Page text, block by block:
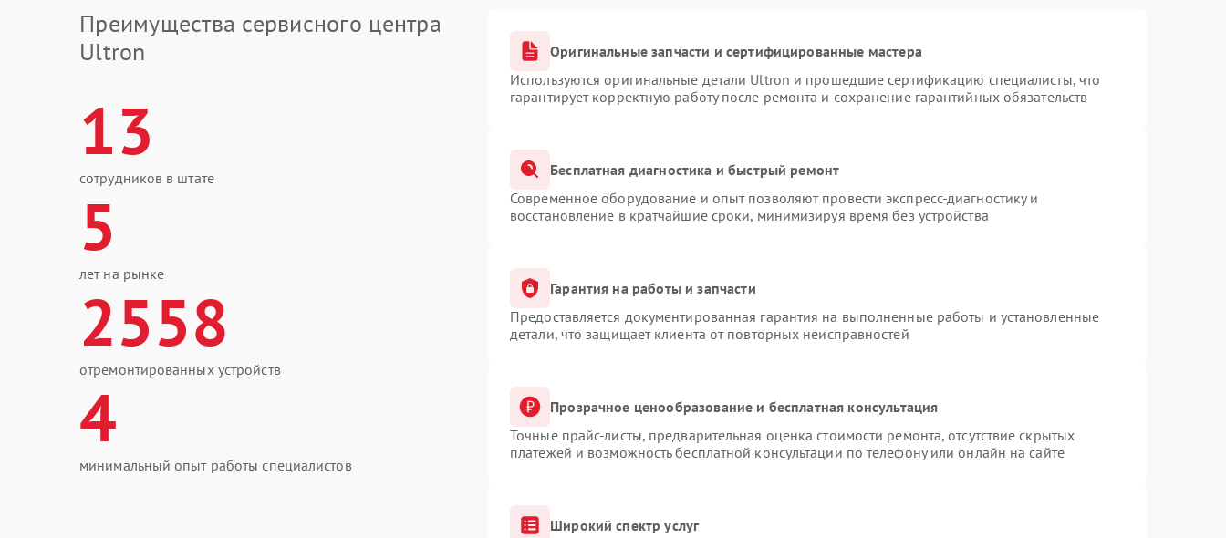
Преимущества сервисного центра
Ultron
13
сотрудников в штате
5
лет на рынке
2558
отремонтированных устройств
4
минимальный опыт работы специалистов
Оригинальные запчасти и сертифицированные мастера
Используются оригинальные детали Ultron и прошедшие сертификацию специалисты, что
гарантирует корректную работу после ремонта и сохранение гарантийных обязательств
Бесплатная диагностика и быстрый ремонт
Современное оборудование и опыт позволяют провести экспресс-диагностику и
восстановление в кратчайшие сроки, минимизируя время без устройства
Гарантия на работы и запчасти
Предоставляется документированная гарантия на выполненные работы и установленные
детали, что защищает клиента от повторных неисправностей
Прозрачное ценообразование и бесплатная консультация
Точные прайс-листы, предварительная оценка стоимости ремонта, отсутствие скрытых
платежей и возможность бесплатной консультации по телефону или онлайн на сайте
Широкий спектр услуг